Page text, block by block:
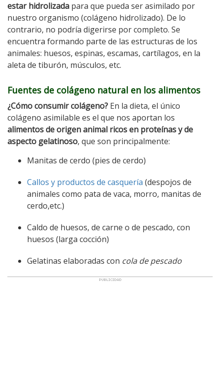
estar hidrolizada para que pueda ser asimilado por
nuestro organismo (colágeno hidrolizado). De lo
contrario, no podría digerirse por completo. Se
encuentra formando parte de las estructuras de los
animales: huesos, espinas, escamas, cartílagos, en la
aleta de tiburón, músculos, etc.
Fuentes de colágeno natural en los alimentos
¿Cómo consumir colágeno? En la dieta, el único
colágeno asimilable es el que nos aportan los
alimentos de origen animal ricos en proteínas y de
aspecto gelatinoso, que son principalmente:
Manitas de cerdo (pies de cerdo)
Callos y productos de casquería (despojos de
animales como pata de vaca, morro, manitas de
cerdo,etc.)
Caldo de huesos, de carne o de pescado, con
huesos (larga cocción)
Gelatinas elaboradas con cola de pescado